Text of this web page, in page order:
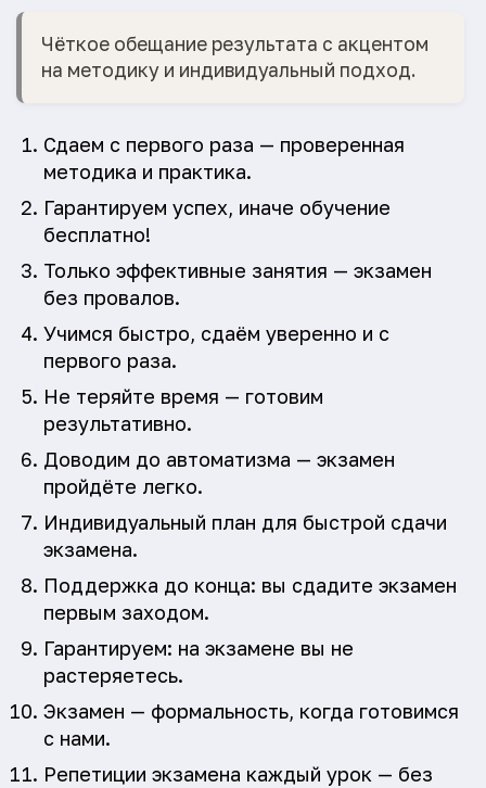
Чёткое обещание результата с акцентом
на методику и индивидуальный подход.
Сдаем с первого раза — проверенная
методика и практика.
Гарантируем успех, иначе обучение
бесплатно!
Только эффективные занятия — экзамен
без провалов.
Учимся быстро, сдаём уверенно и с
первого раза.
Не теряйте время — готовим
результативно.
Доводим до автоматизма — экзамен
пройдёте легко.
Индивидуальный план для быстрой сдачи
экзамена.
Поддержка до конца: вы сдадите экзамен
первым заходом.
Гарантируем: на экзамене вы не
растеряетесь.
Экзамен — формальность, когда готовимся
с нами.
Репетиции экзамена каждый урок — без